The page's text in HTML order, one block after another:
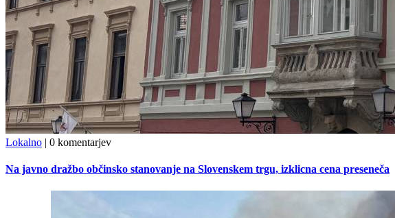
Lokalno | 0 komentarjev
Na javno dražbo občinsko stanovanje na Slovenskem trgu, izklicna cena preseneča